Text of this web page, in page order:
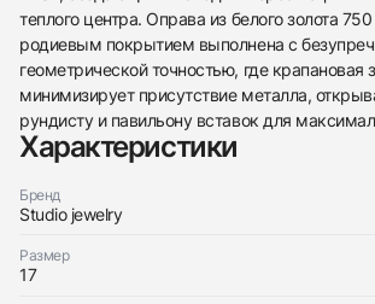
438
285
145
142
205
204
195
150
6
теплого центра. Оправа из белого золота
родиевым покрытием выполнена с
геометрической точностью, где крапановая
минимизирует присутствие металла,
рундисту и павильону вставок для
Характеристики
Бренд
Studio jewelry
Размер
17